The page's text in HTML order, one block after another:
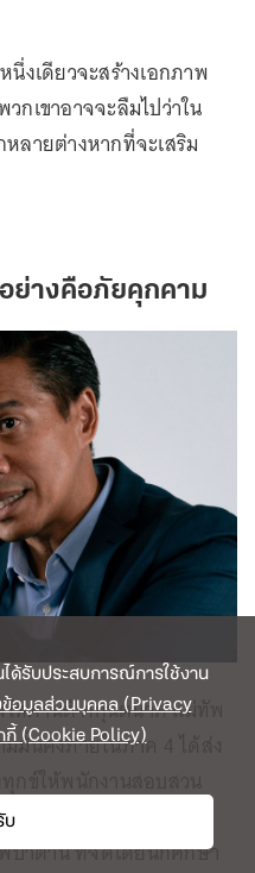
งเดียวจะสร้างเอกภาพ
กเขาอาจจะลืมไปว่าใน
ลายต่างหากที่จะเสริม
ย่างคือภัยคุกคาม
ทศานติ ศกุนตนาค แม่ทัพ
มั่นคงภายในภาค 4 ได้ส่ง
นินคดีแก่ผู้จัดงาน การ
ปาตานี ที่จัดโดยนักศึกษา
ด้รับประสบการณ์การใช้งาน
อมูลส่วนบุคคล (Privacy
กี้ (Cookie Policy)